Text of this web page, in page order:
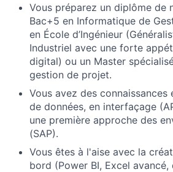
Vous préparez un diplôme de
Bac+5 en Informatique de
en École d’Ingénieur
Industriel avec une forte
digital) ou un Master
gestion de projet.
Vous avez des connaissances
de données, en interfaçage
une première approche des
(SAP).
Vous êtes à l'aise avec la
bord (Power BI, Excel avancé,